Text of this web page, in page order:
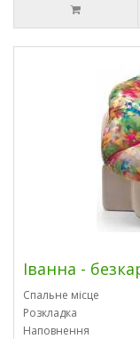
Іванна -
Спальне місце
Розкладка
Наповнення